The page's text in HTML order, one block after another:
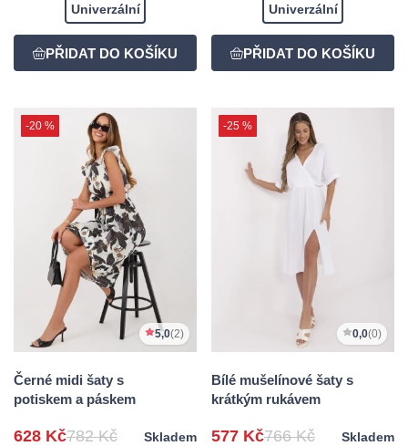
Univerzální Univerzální
-20 %
5,0(2)
Černé midi šaty s
potiskem a páskem
628 Kč782 Kč
Skladem
-25 %
0,0(0)
Bílé mušelínové šaty s
krátkým rukávem
577 Kč766 Kč
Skladem